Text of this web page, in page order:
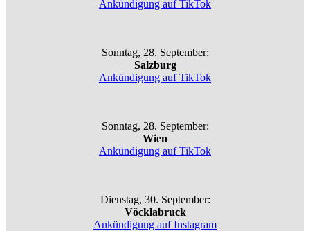
Ankündigung auf TikTok
Sonntag, 28. September:
Salzburg
Ankündigung auf TikTok
Sonntag, 28. September:
Wien
Ankündigung auf TikTok
Dienstag, 30. September:
Vöcklabruck
Ankündigung auf Instagram